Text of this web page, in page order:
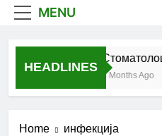
Убоди и угризи од инсекти
MENU
HEADLINES
6 Months Ago
Home инфекција